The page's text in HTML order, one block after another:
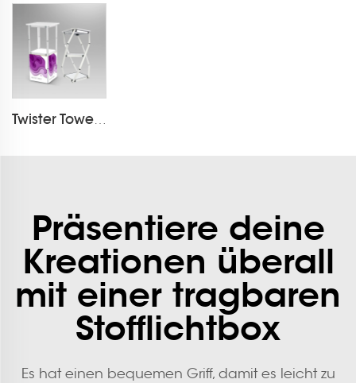
Twister Tower Tragbarer Tresen LT-07D-A
Präsentiere deine
Kreationen überall
mit einer tragbaren
Stofflichtbox
Es hat einen bequemen Griff, damit es leicht zu